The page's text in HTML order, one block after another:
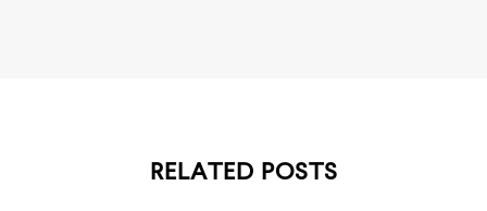
RELATED POSTS